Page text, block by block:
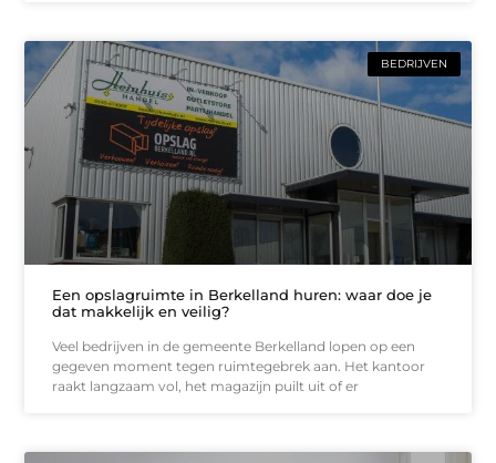
BEDRIJVEN
Een opslagruimte in Berkelland huren: waar doe je
dat makkelijk en veilig?
Veel bedrijven in de gemeente Berkelland lopen op een
gegeven moment tegen ruimtegebrek aan. Het kantoor
raakt langzaam vol, het magazijn puilt uit of er